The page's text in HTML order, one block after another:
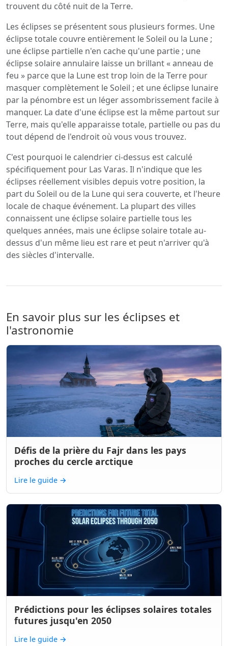
trouvent du côté nuit de la Terre.
Les éclipses se présentent sous plusieurs formes. Une
éclipse totale couvre entièrement le Soleil ou la Lune ;
une éclipse partielle n'en cache qu'une partie ; une
éclipse solaire annulaire laisse un brillant « anneau de
feu » parce que la Lune est trop loin de la Terre pour
masquer complètement le Soleil ; et une éclipse lunaire
par la pénombre est un léger assombrissement facile à
manquer. La date d'une éclipse est la même partout sur
Terre, mais qu'elle apparaisse totale, partielle ou pas du
tout dépend de l'endroit où vous vous trouvez.
C'est pourquoi le calendrier ci-dessus est calculé
spécifiquement pour Las Varas. Il n'indique que les
éclipses réellement visibles depuis votre position, la
part du Soleil ou de la Lune qui sera couverte, et l'heure
locale de chaque événement. La plupart des villes
connaissent une éclipse solaire partielle tous les
quelques années, mais une éclipse solaire totale au-
dessus d'un même lieu est rare et peut n'arriver qu'à
des siècles d'intervalle.
En savoir plus sur les éclipses et
l'astronomie
Défis de la prière du Fajr dans les pays
proches du cercle arctique
Lire le guide →
Prédictions pour les éclipses solaires totales
futures jusqu'en 2050
Lire le guide →